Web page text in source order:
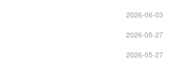
2026-06-03
2026-05-27
2026-05-27